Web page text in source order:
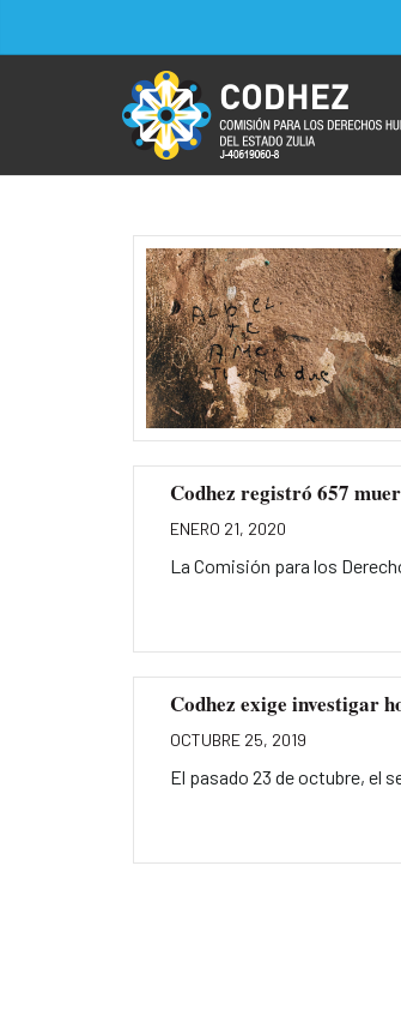
Codhez registró 657
ENERO 21, 2020
La Comisión para los
Codhez exige investigar
OCTUBRE 25, 2019
El pasado 23 de octubre, el